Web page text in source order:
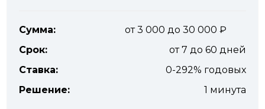
Сумма:
от 3 000 до 30 000
Срок:
от 7 до 60 дней
Ставка:
0-292% годовых
Решение:
1 минута